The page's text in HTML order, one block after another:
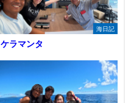
海日記
ケラマンタ